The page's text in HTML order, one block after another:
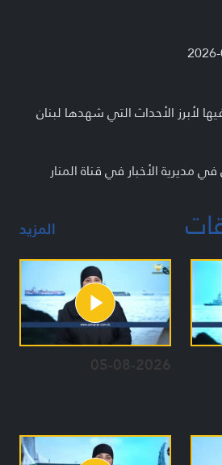
لأبرز الأحداث التي شهدها لبنان
مديرية الأخبار في قناة المنار
المزيد
05-08-2026